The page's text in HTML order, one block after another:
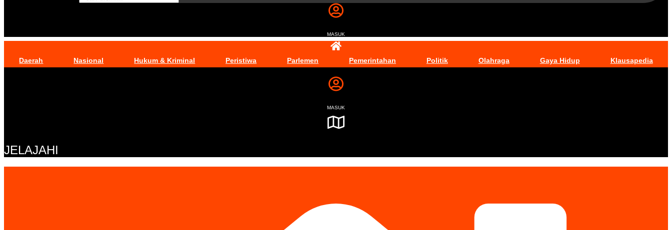
MASUK
Daerah Nasional Hukum & Kriminal Peristiwa Parlemen Pemerintahan Politik Olahraga Gaya Hidup Klausapedia
MASUK
JELAJAHI